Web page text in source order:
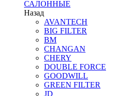
САЛОННЫЕ
Назад
AVANTECH
BIG FILTER
BM
CHANGAN
CHERY
DOUBLE FORCE
GOODWILL
GREEN FILTER
JD